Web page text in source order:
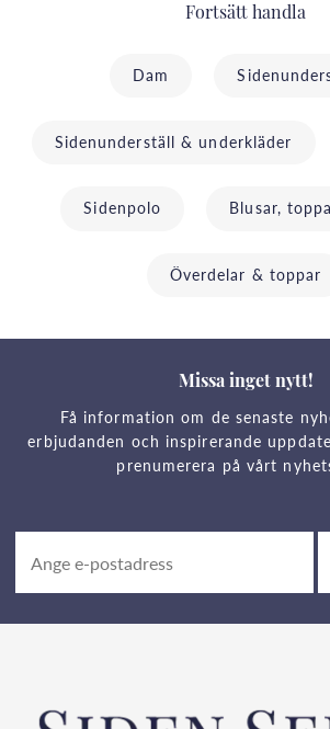
Fortsätt handla
Dam
Sidenunderställ & underkläder
Sidenpolo Blusar,
Överdelar & toppar
Missa inget nytt!
Få information om de senaste
erbjudanden och inspirerande
prenumerera på vårt